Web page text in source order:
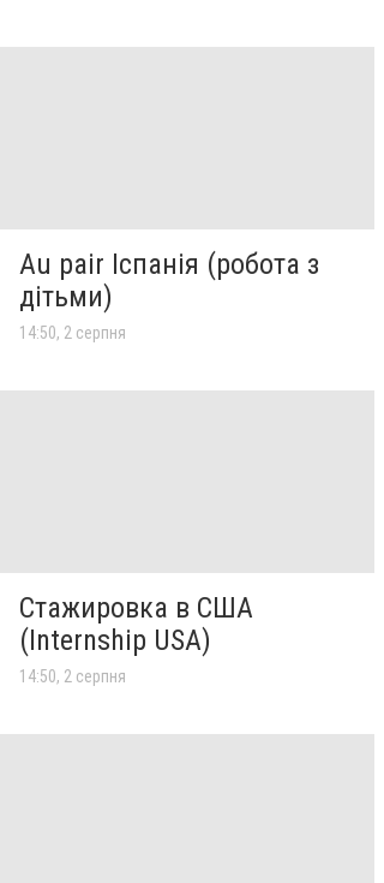
Au pair Іспанія (робота з
дітьми)
14:50, 2 серпня
Стажировка в США
(Internship USA)
14:50, 2 серпня